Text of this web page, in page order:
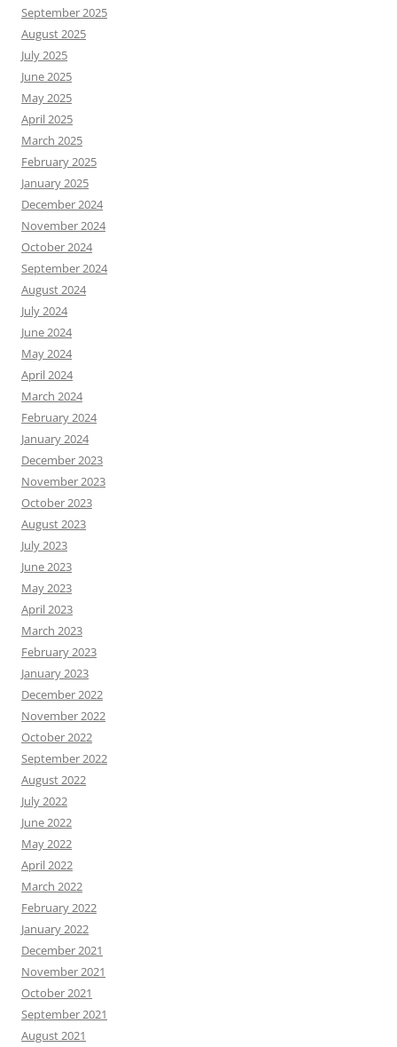
September 2025
August 2025
July 2025
June 2025
May 2025
April 2025
March 2025
February 2025
January 2025
December 2024
November 2024
October 2024
September 2024
August 2024
July 2024
June 2024
May 2024
April 2024
March 2024
February 2024
January 2024
December 2023
November 2023
October 2023
August 2023
July 2023
June 2023
May 2023
April 2023
March 2023
February 2023
January 2023
December 2022
November 2022
October 2022
September 2022
August 2022
July 2022
June 2022
May 2022
April 2022
March 2022
February 2022
January 2022
December 2021
November 2021
October 2021
September 2021
August 2021